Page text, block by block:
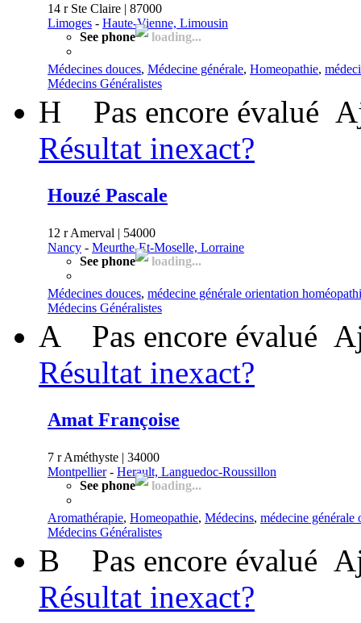
14 r Ste Claire | 87000
Limoges - Haute-Vienne, Limousin
See phone
loading...
Médecines douces, Médecine générale, Homeopathie,
Médecins Généralistes
H Pas encore évalué
Résultat inexact?
Houzé Pascale
12 r Amerval | 54000
Nancy - Meurthe-Et-Moselle, Lorraine
See phone
loading...
Médecines douces, médecine générale orientation
Médecins Généralistes
A Pas encore évalué
Résultat inexact?
Amat Françoise
7 r Améthyste | 34000
Montpellier- Herault, Languedoc-Roussillon
See phone
loading...
Aromathérapie, Homeopathie, Médecins, médecine générale
Médecins Généralistes
B Pas encore évalué
Résultat inexact?